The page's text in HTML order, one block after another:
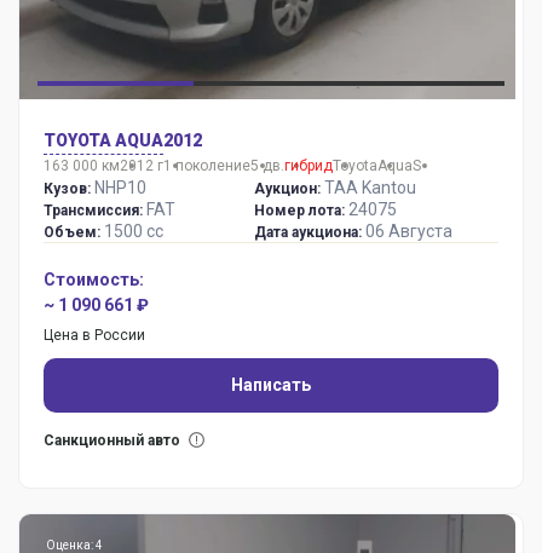
TOYOTA AQUA2012
163 000 км2012 г1 поколение5 дв.гибридToyotaAquaS
Кузов: NHP10
Трансмиссия: FAT
Объем: 1500 сс
Аукцион: TAA Kantou
Номер лота: 24075
Дата аукциона: 06 Августа
Стоимость:
~ 1 090 661 ₽
Цена в России
Написать
Санкционный авто
Оценка: 4